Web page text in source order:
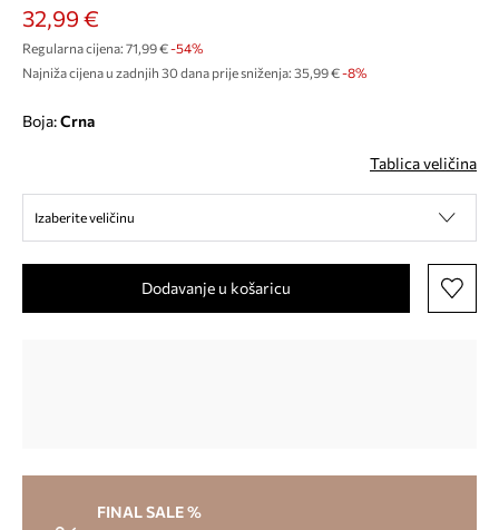
32,99 €
Regularna cijena: 71,99 €-54%
Najniža cijena u zadnjih 30 dana prije sniženja: 35,99 € -8%
Boja: crna
Tablica veličina
Izaberite veličinu
Dodavanje u košaricu
FINAL SALE %